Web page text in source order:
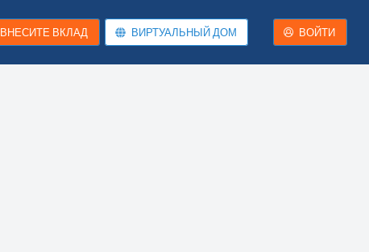
ВНЕСИТЕ ВКЛАД ВИРТУАЛЬНЫЙ ДОМ ВОЙТИ